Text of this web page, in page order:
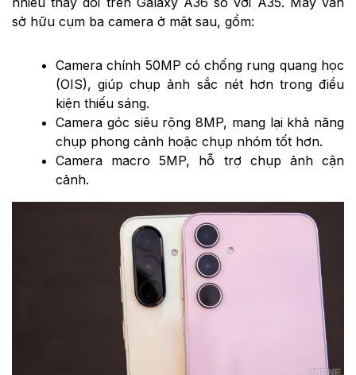
sở hữu cụm ba camera ở mặt sau, gồm:
Camera chính 50MP có chống rung quang học
(OIS), giúp chụp ảnh sắc nét hơn trong điều
kiện thiếu sáng.
Camera góc siêu rộng 8MP, mang lại khả năng
chụp phong cảnh hoặc chụp nhóm tốt hơn.
Camera macro 5MP, hỗ trợ chụp ảnh cận
cảnh.